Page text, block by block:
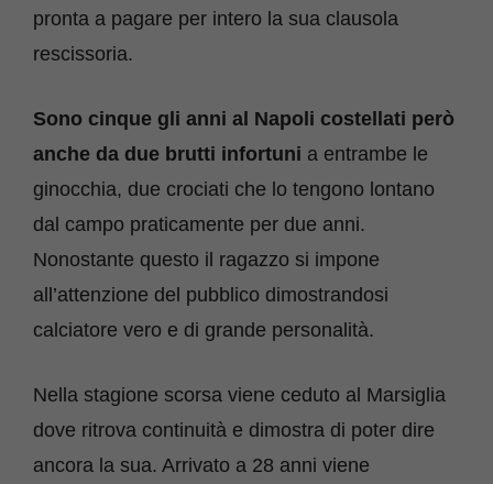
pronta a pagare per intero la sua clausola
rescissoria.
Sono cinque gli anni al Napoli costellati però
anche da due brutti infortuni a entrambe le
ginocchia, due crociati che lo tengono lontano
dal campo praticamente per due anni.
Nonostante questo il ragazzo si impone
all’attenzione del pubblico dimostrandosi
calciatore vero e di grande personalità.
Nella stagione scorsa viene ceduto al Marsiglia
dove ritrova continuità e dimostra di poter dire
ancora la sua. Arrivato a 28 anni viene